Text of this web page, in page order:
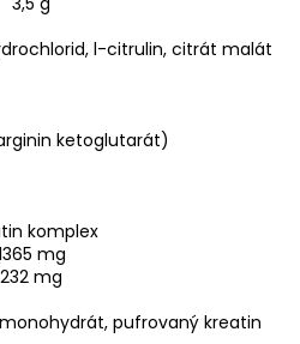
l-citrulin, citrát malát
ketoglutarát)
komplex
mg
232 mg
pufrovaný kreatin